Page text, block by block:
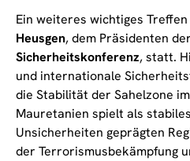
Ein weiteres wichtiges
Heusgen, dem Präsidenten der
Sicherheitskonferenz, statt.
und internationale
die Stabilität der Sahelzone
Mauretanien spielt als
Unsicherheiten geprägten
der Terrorismusbekämpfung